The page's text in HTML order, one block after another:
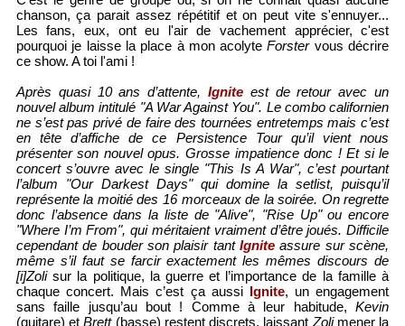
chanson, ça parait assez répétitif et on peut vite s'ennuyer...
Les fans, eux, ont eu l'air de vachement apprécier, c'est
pourquoi je laisse la place à mon acolyteForstervous décrire
ce show. A toi l'ami !
Après quasi 10 ans d’attente, Ignite est de retour avec un
nouvel album intitulé "A War Against You". Le combo californien
ne s’est pas privé de faire des tournées entretemps mais c’est
en tête d’affiche de ce Persistence Tour qu’il vient nous
présenter son nouvel opus. Grosse impatience donc ! Et si le
concert s’ouvre avec le single "This Is A War", c’est pourtant
l’album "Our Darkest Days" qui domine la setlist, puisqu’il
représente la moitié des 16 morceaux de la soirée. On regrette
donc l’absence dans la liste de "Alive", "Rise Up" ou encore
"Where I’m From", qui méritaient vraiment d’être joués. Difficile
cependant de bouder son plaisir tantIgnite assure sur scène,
même s’il faut se farcir exactement les mêmes discours de
[i]Zolisur la politique, la guerre et l’importance de la famille à
chaque concert. Mais c’est ça aussi Ignite, un engagement
sans faille jusqu’au bout ! Comme à leur habitude,Kevin
(guitare) etBrett(basse) restent discrets, laissant Zolimener la